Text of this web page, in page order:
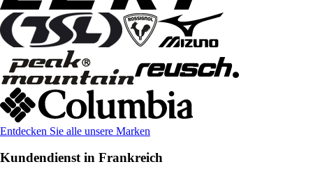
Entdecken Sie alle unsere Marken
Kundendienst in Frankreich